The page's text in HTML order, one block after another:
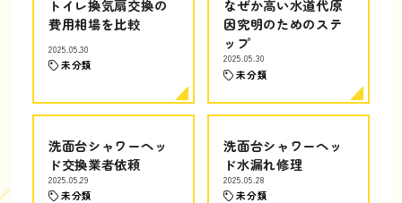
トイレ換気扇交換の
費用相場を比較
2025.05.30
未分類
なぜか高い水道代原
因究明のためのステ
ップ
2025.05.30
未分類
洗面台シャワーヘッ
ド交換業者依頼
2025.05.29
未分類
洗面台シャワーヘッ
ド水漏れ修理
2025.05.28
未分類